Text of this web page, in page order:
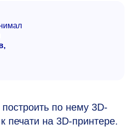
по нему 3D-
печати на 3D-принтере.